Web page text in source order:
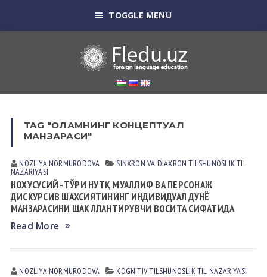
TOGGLE MENU
TAG "ОЛАМНИНГ КОНЦЕПТУАЛ
МАНЗАРАСИ"
NOZLIYA NORMURODOVА SINXRON VА DIАXRON TILSHUNOSLIKTIL
NАZАRIYASI
НОХУСУСИЙ -ТЎҒРИ НУТҚ МУАЛЛИФ ВА ПЕРСОНАЖ
ДИСКУРСИВ ШАХСИЯТИНИНГ ИНДИВИДУАЛ ДУНЁ
МАНЗАРАСИНИ ШАКЛЛАНТИРУВЧИ ВОСИТА СИФАТИДА
Read More
NOZLIYA NORMURODOVА KOGNITIV TILSHUNOSLIKTIL NАZАRIYASI